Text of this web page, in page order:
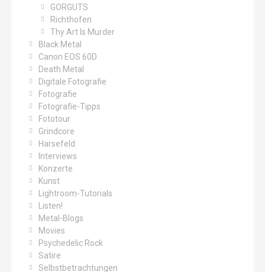
GORGUTS
Richthofen
Thy Art Is Murder
Black Metal
Canon EOS 60D
Death Metal
Digitale Fotografie
Fotografie
Fotografie-Tipps
Fototour
Grindcore
Harsefeld
Interviews
Konzerte
Kunst
Lightroom-Tutorials
Listen!
Metal-Blogs
Movies
Psychedelic Rock
Satire
Selbstbetrachtungen